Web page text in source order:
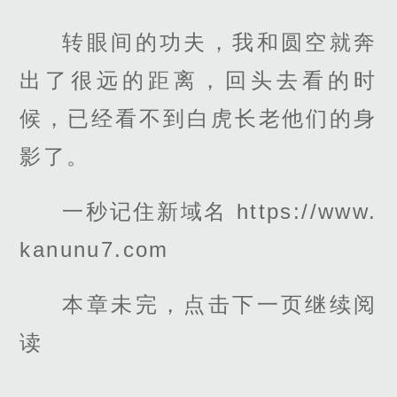
转眼间的功夫，我和圆空就奔
出了很远的距离，回头去看的时
候，已经看不到白虎长老他们的身
影了。
一秒记住新域名 https://www.
kanunu7.com
本章未完，点击下一页继续阅
读